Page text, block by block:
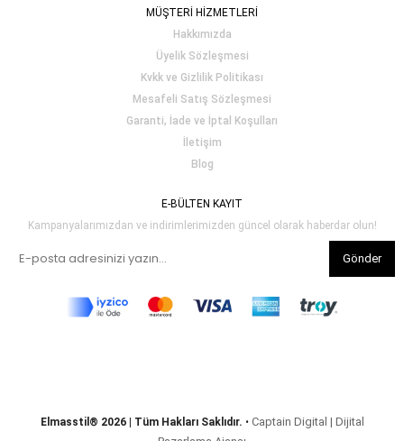
MÜŞTERİ HİZMETLERİ
Hakkımızda
Üyelik Sözleşmesi
Kvkk ve Gizlilik Politikası
Mesafeli Satış Sözleşmesi
Garanti, İade ve İptal Koşulları
İletişim
Blog
E-BÜLTEN KAYIT
Kampanyalarımızdan ve indirimlerimizden güncel olarak haberdar olun!
Gönder
Elmasstil® 2026 | Tüm Hakları Saklıdır. • Captain Digital | Dijital